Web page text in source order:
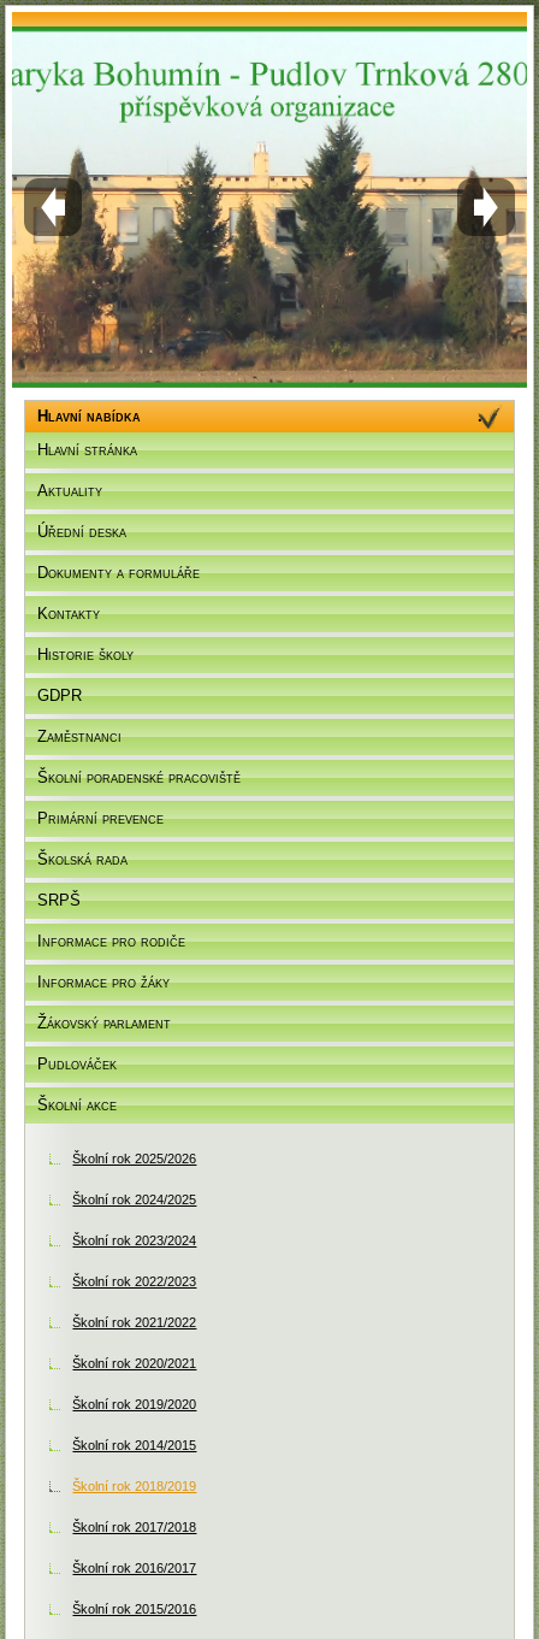
Hlavní nabídka
Hlavní stránka
Aktuality
Úřední deska
Dokumenty a formuláře
Kontakty
Historie školy
GDPR
Zaměstnanci
Školní poradenské pracoviště
Primární prevence
Školská rada
SRPŠ
Informace pro rodiče
Informace pro žáky
Žákovský parlament
Pudlováček
Školní akce
Školní rok 2025/2026
Školní rok 2024/2025
Školní rok 2023/2024
Školní rok 2022/2023
Školní rok 2021/2022
Školní rok 2020/2021
Školní rok 2019/2020
Školní rok 2014/2015
Školní rok 2018/2019
Školní rok 2017/2018
Školní rok 2016/2017
Školní rok 2015/2016